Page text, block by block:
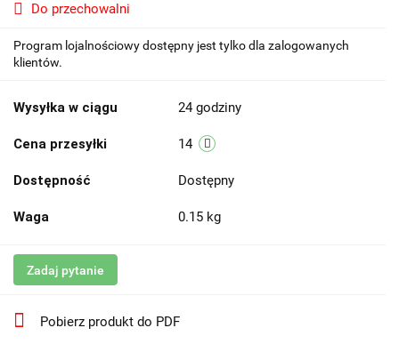
Do przechowalni
Program lojalnościowy dostępny jest tylko dla zalogowanych
klientów.
Wysyłka w ciągu 24 godziny
Cena przesyłki 14
Dostępność Dostępny
Waga 0.15 kg
Zadaj pytanie
Pobierz produkt do PDF